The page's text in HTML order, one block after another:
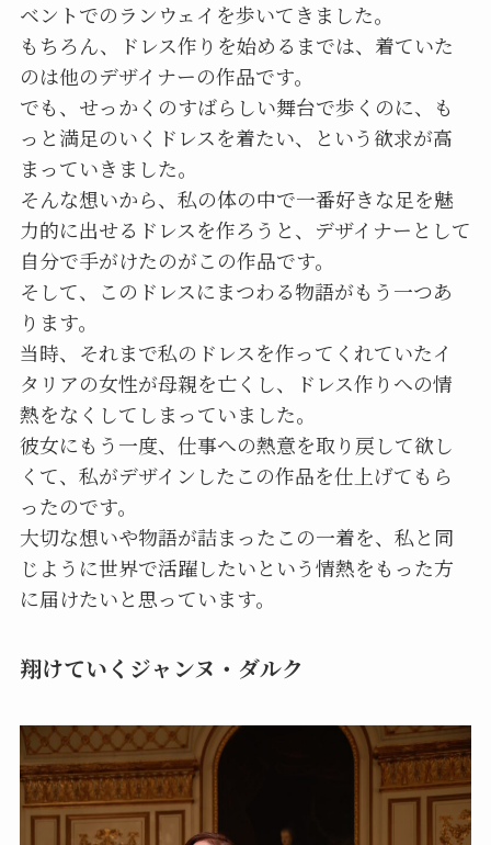
ベントでのランウェイを歩いてきました。
もちろん、ドレス作りを始めるまでは、着ていた
のは他のデザイナーの作品です。
でも、せっかくのすばらしい舞台で歩くのに、も
っと満足のいくドレスを着たい、という欲求が高
まっていきました。
そんな想いから、私の体の中で一番好きな足を魅
力的に出せるドレスを作ろうと、デザイナーとして
自分で手がけたのがこの作品です。
そして、このドレスにまつわる物語がもう一つあ
ります。
当時、それまで私のドレスを作ってくれていたイ
タリアの女性が母親を亡くし、ドレス作りへの情
熱をなくしてしまっていました。
彼女にもう一度、仕事への熱意を取り戻して欲し
くて、私がデザインしたこの作品を仕上げてもら
ったのです。
大切な想いや物語が詰まったこの一着を、私と同
じように世界で活躍したいという情熱をもった方
に届けたいと思っています。
翔けていくジャンヌ・ダルク